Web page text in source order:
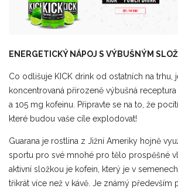
ENERGETICKÝ NÁPOJ S VÝBUŠNÝM
Co odlišuje KICK drink od ostatních na trhu,
koncentrovaná přirozeně výbušná
a 105 mg kofeinu. Připravte se na to, že
které budou vaše cíle explodovat!
Guarana je rostlina z Jižní Ameriky hojně
sportu pro své mnohé pro tělo prospěšné
aktivní složkou je kofein, který je v
třikrát více než v kávě. Je známý především